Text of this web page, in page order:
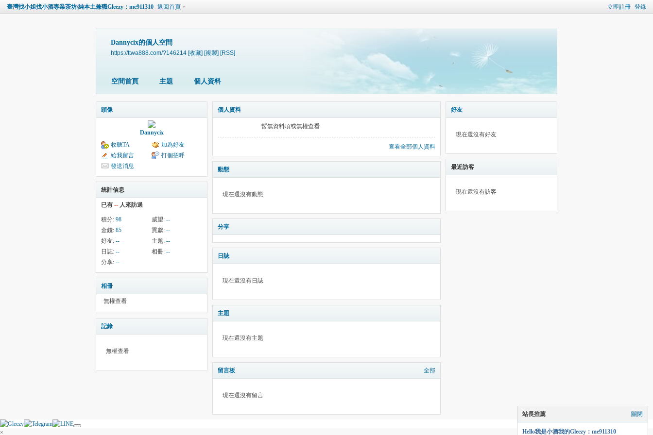
立即註冊 登錄
臺灣找小姐找小酒專業茶坊/純本土兼職Gleezy：me911310 返回首頁
Dannycix的個人空間
https://ttwa888.com/?146214 [收藏] [複製] [RSS]
空間首頁 主題 個人資料
頭像
Dannycix
收聽TA
加為好友
給我留言
打個招呼
發送消息
統計信息
已有 -- 人來訪過
積分: 98 威望: --
金錢: 85 貢獻: --
好友: -- 主題: --
日誌: -- 相冊: --
分享: --
相冊
無權查看
記錄
無權查看
個人資料
暫無資料項或無權查看
查看全部個人資料
動態
現在還沒有動態
分享
日誌
現在還沒有日誌
主題
現在還沒有主題
留言板 全部
現在還沒有留言
好友
現在還沒有好友
最近訪客
現在還沒有訪客
關閉
站長推薦
Hello我是小酒我的Gleezy：me911310
×